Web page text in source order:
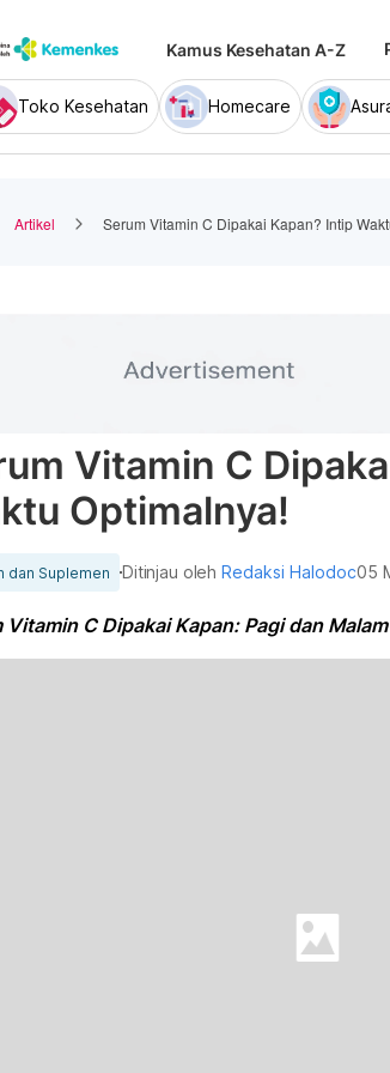
Kamus Kesehatan A-Z
Toko Kesehatan Homecare
Artikel Serum Vitamin C Dipakai Kapan? Intip
Vitamin C
Optimalnya!
dan Suplemen Ditinjau olehRedaksi Halodoc05
Vitamin C Dipakai Kapan: Pagi dan